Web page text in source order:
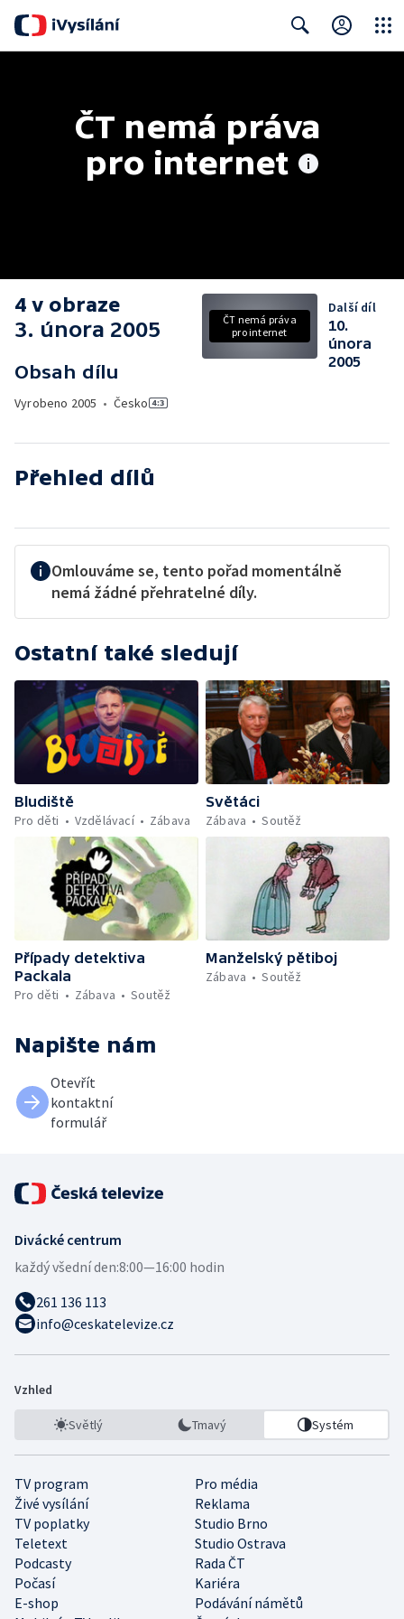
ČT nemá práva
pro internet
4 v obraze
3. února 2005
Obsah dílu
Vyrobeno 2005 • Česko
ČT nemá práva
pro internet
Další díl
10.
února
2005
Přehled dílů
Omlouváme se, tento pořad momentálně
nemá žádné přehratelné díly.
Ostatní také sledují
Bludiště
Pro děti
Vzdělávací Zábava
Světáci
Zábava
Soutěž
Případy detektiva
Packala
Pro děti
Zábava Soutěž
Manželský pětiboj
Zábava
Soutěž
Napište nám
Otevřít
kontaktní
formulář
Divácké centrum
každý všední den:8:00—16:00 hodin
261 136 113
info@ceskatelevize.cz
Vzhled
Světlý Tmavý Systém
TV program
Pro média
Živé vysílání
Reklama
TV poplatky
Studio Brno
Teletext
Studio Ostrava
Podcasty
Rada ČT
Počasí
Kariéra
E-shop
Podávání námětů